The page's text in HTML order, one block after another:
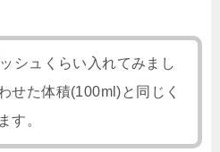
シュくらい入れてみまし
せた体積(100ml)と同じく
す。